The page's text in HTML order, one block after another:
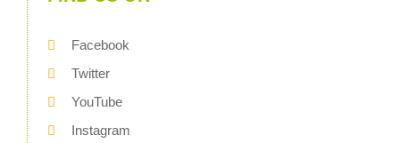
Facebook
Twitter
YouTube
Instagram